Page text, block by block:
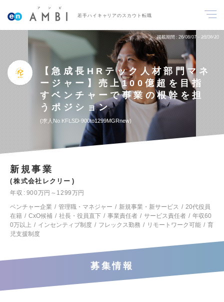
若手ハイキャリアのスカウト転職
掲載期間 26/08/07～26/08/20
【急成長HRテック人材部門マネ
ージャー】売上100億超を目指
すベンチャーで事業の根幹を担
うポジション
求人No.KFLSD-900to1299MGRnew
新規事業
株式会社レクリー
年収
900万円～1299万円
ベンチャー企業
管理職・マネジャー 新規事業・新サービス
20代役員
在籍
CxO候補 社長・役員直下 事業責任者 サービス責任者
年収60
0万以上
インセンティブ制度 フレックス勤務 リモートワーク可能
育
児支援制度
募集情報